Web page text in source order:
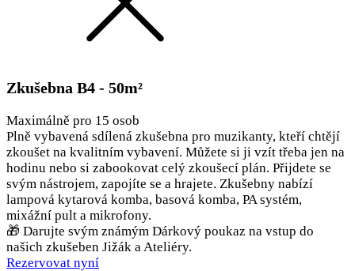
Zkušebna B4 - 50m²
Maximálně pro 15 osob
Plně vybavená sdílená zkušebna pro muzikanty, kteří chtějí
zkoušet na kvalitním vybavení. Můžete si ji vzít třeba jen na
hodinu nebo si zabookovat celý zkoušecí plán. Přijdete se
svým nástrojem, zapojíte se a hrajete. Zkušebny nabízí
lampová kytarová komba, basová komba, PA systém,
mixážní pult a mikrofony.
🎁 Darujte svým známým Dárkový poukaz na vstup do
našich zkušeben Jižák a Ateliéry.
Rezervovat nyní